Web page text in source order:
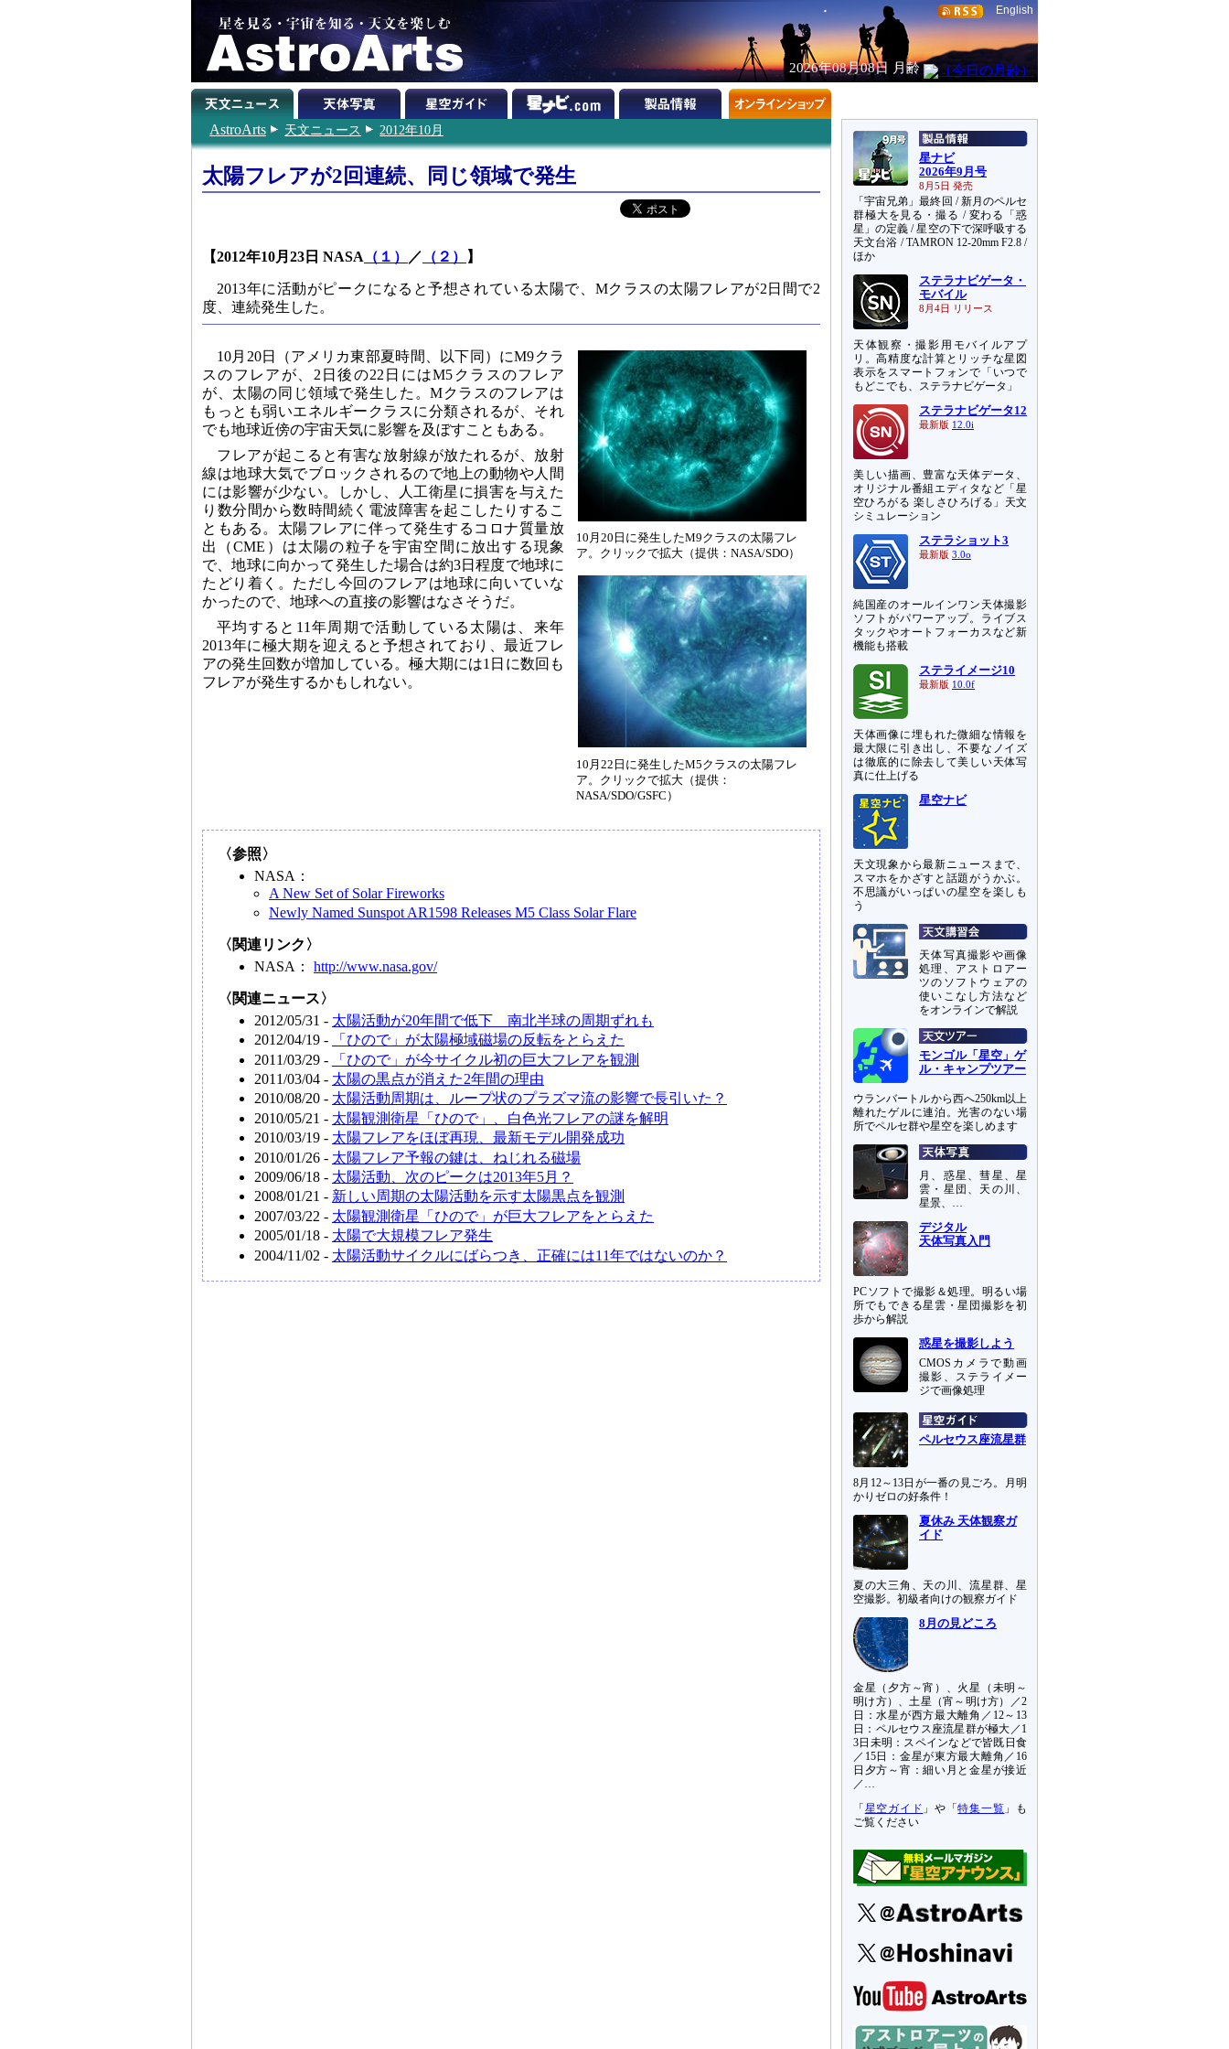
English
2026年08月08日 月齢
AstroArts 天文ニュース 2012年10月
太陽フレアが2回連続、同じ領域で発生
【2012年10月23日 NASA （１） ／ （２） 】
2013年に活動がピークになると予想されている太陽で、Mクラスの太陽フレアが2日間で2
度、連続発生した。
10月20日に発生したM9クラスの太陽フレ
ア。クリックで拡大（提供：NASA/SDO）
10月22日に発生したM5クラスの太陽フレ
ア。クリックで拡大（提供：
NASA/SDO/GSFC）
10月20日（アメリカ東部夏時間、以下同）にM9クラ
スのフレアが、2日後の22日にはM5クラスのフレア
が、太陽の同じ領域で発生した。Mクラスのフレアは
もっとも弱いエネルギークラスに分類されるが、それ
でも地球近傍の宇宙天気に影響を及ぼすこともある。
フレアが起こると有害な放射線が放たれるが、放射
線は地球大気でブロックされるので地上の動物や人間
には影響が少ない。しかし、人工衛星に損害を与えた
り数分間から数時間続く電波障害を起こしたりするこ
ともある。太陽フレアに伴って発生するコロナ質量放
出（CME）は太陽の粒子を宇宙空間に放出する現象
で、地球に向かって発生した場合は約3日程度で地球に
たどり着く。ただし今回のフレアは地球に向いていな
かったので、地球への直接の影響はなさそうだ。
平均すると11年周期で活動している太陽は、来年
2013年に極大期を迎えると予想されており、最近フレ
アの発生回数が増加している。極大期には1日に数回も
フレアが発生するかもしれない。
〈参照〉
NASA：
A New Set of Solar Fireworks
Newly Named Sunspot AR1598 Releases M5 Class Solar Flare
〈関連リンク〉
NASA： http://www.nasa.gov/
〈関連ニュース〉
2012/05/31 - 太陽活動が20年間で低下 南北半球の周期ずれも
2012/04/19 -
「ひので」が太陽極域磁場の反転をとらえた
2011/03/29 -
「ひので」が今サイクル初の巨大フレアを観測
2011/03/04 - 太陽の黒点が消えた2年間の理由
2010/08/20 - 太陽活動周期は、ループ状のプラズマ流の影響で長引いた？
2010/05/21 - 太陽観測衛星「ひので」、白色光フレアの謎を解明
2010/03/19 - 太陽フレアをほぼ再現、最新モデル開発成功
2010/01/26 - 太陽フレア予報の鍵は、ねじれる磁場
2009/06/18 - 太陽活動、次のピークは2013年5月？
2008/01/21 - 新しい周期の太陽活動を示す太陽黒点を観測
2007/03/22 - 太陽観測衛星「ひので」が巨大フレアをとらえた
2005/01/18 - 太陽で大規模フレア発生
2004/11/02 - 太陽活動サイクルにばらつき、正確には11年ではないのか？
星ナビ
2026年9月号
8月5日 発売
「宇宙兄弟」最終回 / 新月のペルセ
群極大を見る・撮る / 変わる「惑
星」の定義 / 星空の下で深呼吸する
天文台浴 / TAMRON 12-20mm F2.8 /
ほか
ステラナビゲータ・
モバイル
8月4日 リリース
天体観察・撮影用モバイルアプ
リ。高精度な計算とリッチな星図
表示をスマートフォンで「いつで
もどこでも、ステラナビゲータ」
ステラナビゲータ12
最新版 12.0i
美しい描画、豊富な天体データ、
オリジナル番組エディタなど「星
空ひろがる 楽しさひろげる」天文
シミュレーション
ステラショット3
最新版 3.0o
純国産のオールインワン天体撮影
ソフトがパワーアップ。ライブス
タックやオートフォーカスなど新
機能も搭載
ステライメージ10
最新版 10.0f
天体画像に埋もれた微細な情報を
最大限に引き出し、不要なノイズ
は徹底的に除去して美しい天体写
真に仕上げる
星空ナビ
天文現象から最新ニュースまで、
スマホをかざすと話題がうかぶ。
不思議がいっぱいの星空を楽しも
う
天体写真撮影や画像
処理、アストロアー
ツのソフトウェアの
使いこなし方法など
をオンラインで解説
モンゴル「星空」ゲ
ル・キャンプツアー
ウランバートルから西へ250km以上
離れたゲルに連泊。光害のない場
所でペルセ群や星空を楽しめます
月、惑星、彗星、星
雲・星団、天の川、
星景、…
デジタル
天体写真入門
PCソフトで撮影＆処理。明るい場
所でもできる星雲・星団撮影を初
歩から解説
惑星を撮影しよう
CMOSカメラで動画
撮影、ステライメー
ジで画像処理
ペルセウス座流星群
8月12～13日が一番の見ごろ。月明
かりゼロの好条件！
夏休み 天体観察ガ
イド
夏の大三角、天の川、流星群、星
空撮影。初級者向けの観察ガイド
8月の見どころ
金星（夕方～宵）、火星（未明～
明け方）、土星（宵～明け方）／2
日：水星が西方最大離角／12～13
日：ペルセウス座流星群が極大／1
3日未明：スペインなどで皆既日食
／15日：金星が東方最大離角／16
日夕方～宵：細い月と金星が接近
／…
「 星空ガイド 」や「特集一覧 」も
ご覧ください